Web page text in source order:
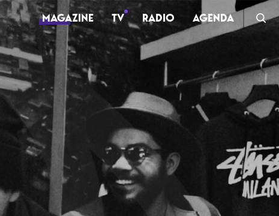
MAGAZINE TV RADIO AGENDA
TV
Clips
Live
Documentaires
Web-séries